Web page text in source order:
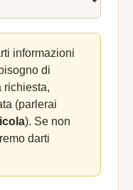
informazioni
di
richiesta,
(parlerai
). Se non
darti